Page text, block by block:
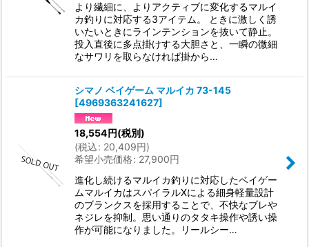
より繊細に、よりアクティブに変化するマルイ
カ釣りに対応する3アイテム。 ときに激しく誘
いたいときにラインテンションを抜いて静止。
投入直後に多点掛けする大胆さと、一瞬の微細
なサワリを取らなければ掛から…
シマノ ベイゲーム マルイカ 73-145
[4969363241627]
18,554円(税別)
(税込: 20,409円)
希望小売価格: 27,900円
進化し続けるマルイカ釣りに対応したベイゲー
ムマルイカはスパイラルXによる細身軽量設計
のブランクスを採用することで、不快なブレや
ネジレを抑制。思い通りのタタキ操作や誘い操
作が可能になりました。リールシー…